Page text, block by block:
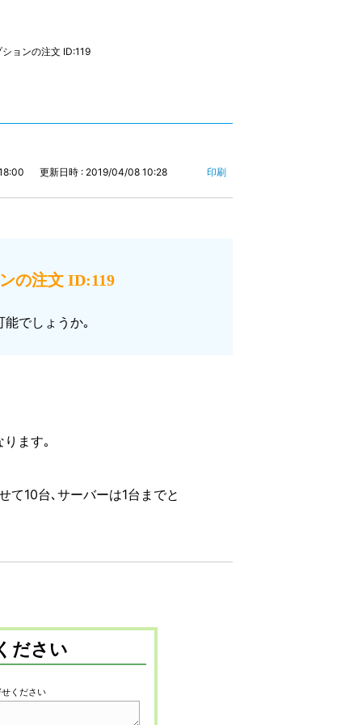
ョンの注文 ID:119
更新日時 : 2019/04/08 10:28 印刷
の注文 ID:119
でしょうか｡
ます｡
て10台､サーバーは1台までと
ださい
ください